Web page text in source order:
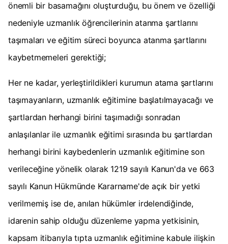
önemli bir basamağını oluşturduğu, bu önem ve özelliği
nedeniyle uzmanlık öğrencilerinin atanma şartlarını
taşımaları ve eğitim süreci boyunca atanma şartlarını
kaybetmemeleri gerektiği;
Her ne kadar, yerleştirildikleri kurumun atama şartlarını
taşımayanların, uzmanlık eğitimine başlatılmayacağı ve
şartlardan herhangi birini taşımadığı sonradan
anlaşılanlar ile uzmanlık eğitimi sırasında bu şartlardan
herhangi birini kaybedenlerin uzmanlık eğitimine son
verileceğine yönelik olarak 1219 sayılı Kanun'da ve 663
sayılı Kanun Hükmünde Kararname'de açık bir yetki
verilmemiş ise de, anılan hükümler irdelendiğinde,
idarenin sahip olduğu düzenleme yapma yetkisinin,
kapsam itibarıyla tıpta uzmanlık eğitimine kabule ilişkin